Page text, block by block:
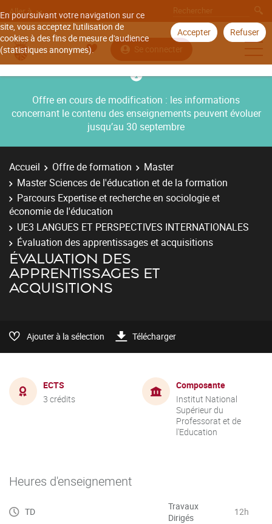
En poursuivant votre navigation sur ce
site, vous acceptez l'utilisation de
cookies à des fins de mesure d'audience
(statistiques anonymes).
Accepter Refuser
Aller à
Se connecter
Offre en cours de modification : les informations
concernant le contenu des enseignements peuvent évoluer
jusqu’au 30 septembre
Accueil Offre de formation
Master
Master Sciences de l'éducation et de la formation
Parcours Expertise et recherche en sociologie et
économie de l'éducation
UE3 LANGUES ET PERSPECTIVES INTERNATIONALES
Évaluation des apprentissages et acquisitions
ÉVALUATION DES
APPRENTISSAGES ET
ACQUISITIONS
Ajouter à la sélection Télécharger
ECTS
3 crédits
Composante
Institut National
Supérieur du
Professorat et de
l'Education
Heures d'enseignement
TD
Travaux
Dirigés
12h